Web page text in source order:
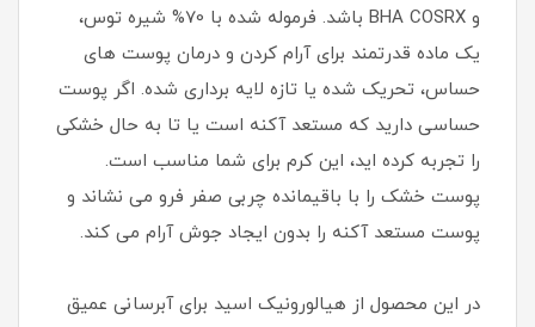
و BHA COSRX باشد. فرموله شده با 70% شیره توس،
یک ماده قدرتمند برای آرام کردن و درمان پوست های
حساس، تحریک شده یا تازه لایه برداری شده. اگر پوست
حساسی دارید که مستعد آکنه است یا تا به حال خشکی
را تجربه کرده اید، این کرم برای شما مناسب است.
پوست خشک را با باقیمانده چربی صفر فرو می نشاند و
پوست مستعد آکنه را بدون ایجاد جوش آرام می کند.
در این محصول از هیالورونیک اسید برای آبرسانی عمیق